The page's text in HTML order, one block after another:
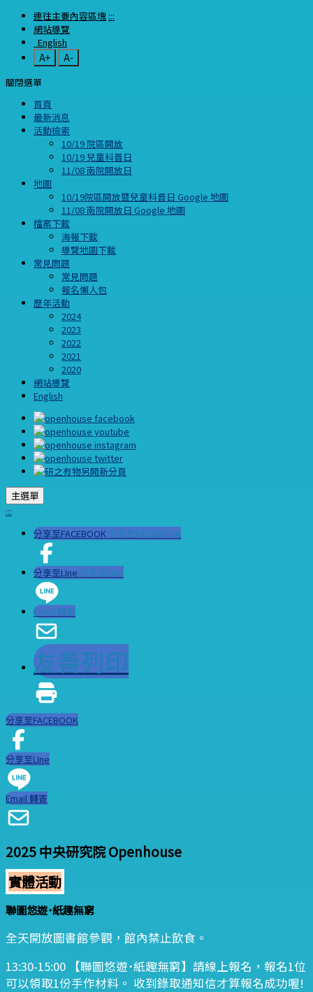
連往主要內容區塊 :::
網站導覽
English
A+
A-
關閉選單
首頁
最新消息
活動檢索
10/19 院區開放
10/19 兒童科普日
11/08 南院開放日
地圖
10/19院區開放暨兒童科普日 Google 地圖
11/08 南院開放日 Google 地圖
檔案下載
海報下載
導覽地圖下載
常見問題
常見問題
報名懶人包
歷年活動
2024
2023
2022
2021
2020
網站導覽
English
主選單
:::
分享至FACEBOOK 分享至FACEBOOK
分享至LIne 分享至LIne
Email 轉寄
友善列印
分享至FACEBOOK
分享至LIne
Email 轉寄
2025 中央研究院 Openhouse
實體活動
聯圖悠遊˙紙趣無窮
全天開放圖書館參觀，館內禁止飲食。
13:30-15:00 【聯圖悠遊˙紙趣無窮】請線上報名，報名1位
可以領取1份手作材料。 收到錄取通知信才算報名成功喔!